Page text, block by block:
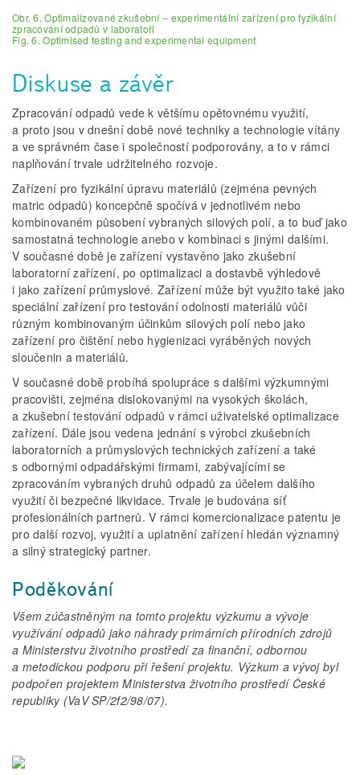
Obr. 6. Optimalizované zkušební – experimentální zařízení pro fyzikální
zpracování odpadů v laboratoři
Fig. 6. Optimised testing and experimental equipment
Diskuse a závěr
Zpracování odpadů vede k většímu opětovnému využití,
a proto jsou v dnešní době nové techniky a technologie vítány
a ve správném čase i společností podporovány, a to v rámci
naplňování trvale udržitelného rozvoje.
Zařízení pro fyzikální úpravu materiálů (zejména pevných
matric odpadů) koncepčně spočívá v jednotlivém nebo
kombinovaném působení vybraných silových polí, a to buď jako
samostatná technologie anebo v kombinaci s jinými dalšími.
V současné době je zařízení vystavěno jako zkušební
laboratorní zařízení, po optimalizaci a dostavbě výhledově
i jako zařízení průmyslové. Zařízení může být využito také jako
speciální zařízení pro testování odolnosti materiálů vůči
různým kombinovaným účinkům silových polí nebo jako
zařízení pro čištění nebo hygienizaci vyráběných nových
sloučenin a materiálů.
V současné době probíhá spolupráce s dalšími výzkumnými
pracovišti, zejména dislokovanými na vysokých školách,
a zkušební testování odpadů v rámci uživatelské optimalizace
zařízení. Dále jsou vedena jednání s výrobci zkušebních
laboratorních a průmyslových technických zařízení a také
s odbornými odpadářskými firmami, zabývajícími se
zpracováním vybraných druhů odpadů za účelem dalšího
využití či bezpečné likvidace. Trvale je budována síť
profesionálních partnerů. V rámci komercionalizace patentu je
pro další rozvoj, využití a uplatnění zařízení hledán významný
a silný strategický partner.
Poděkování
Všem zúčastněným na tomto projektu výzkumu a vývoje
využívání odpadů jako náhrady primárních přírodních zdrojů
a Ministerstvu životního prostředí za finanční, odbornou
a metodickou podporu při řešení projektu. Výzkum a vývoj byl
podpořen projektem Ministerstva životního prostředí České
republiky (VaV SP/2f2/98/07).